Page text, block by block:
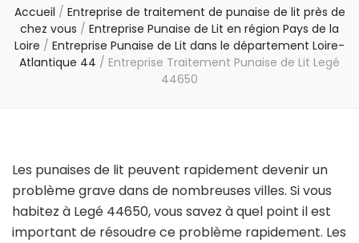
Accueil / Entreprise de traitement de punaise de lit près de
chez vous / Entreprise Punaise de Lit en région Pays de la
Loire / Entreprise Punaise de Lit dans le département Loire-
Atlantique 44 / Entreprise Traitement Punaise de Lit Legé
44650
Les punaises de lit peuvent rapidement devenir un
problème grave dans de nombreuses villes. Si vous
habitez à Legé 44650, vous savez à quel point il est
important de résoudre ce problème rapidement. Les